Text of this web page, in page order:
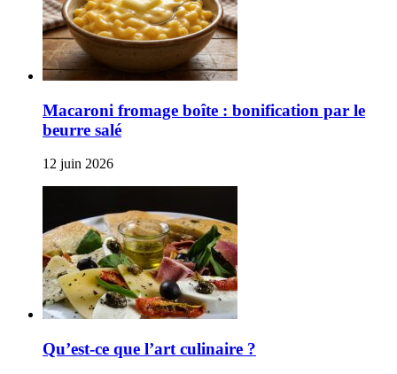
Macaroni fromage boîte : bonification par le
beurre salé
12 juin 2026
Qu’est-ce que l’art culinaire ?